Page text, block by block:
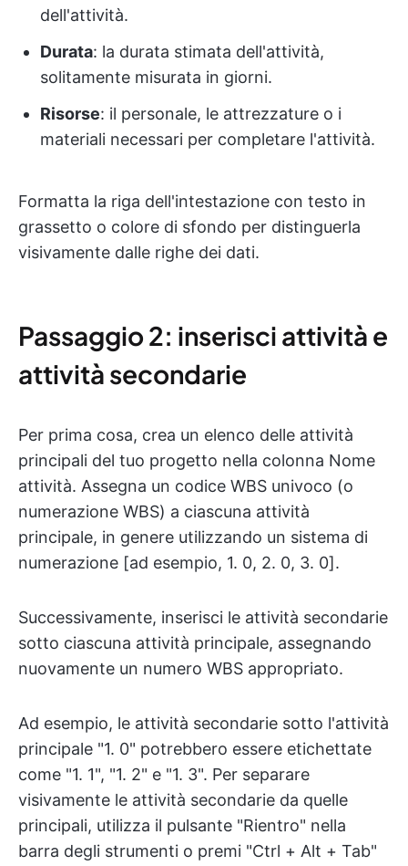
dell'attività.
Durata: la durata stimata dell'attività,
solitamente misurata in giorni.
Risorse: il personale, le attrezzature o i
materiali necessari per completare l'attività.
Formatta la riga dell'intestazione con testo in
grassetto o colore di sfondo per distinguerla
visivamente dalle righe dei dati.
Passaggio 2: inserisci attività e
attività secondarie
Per prima cosa, crea un elenco delle attività
principali del tuo progetto nella colonna Nome
attività. Assegna un codice WBS univoco (o
numerazione WBS) a ciascuna attività
principale, in genere utilizzando un sistema di
numerazione [ad esempio, 1. 0, 2. 0, 3. 0].
Successivamente, inserisci le attività secondarie
sotto ciascuna attività principale, assegnando
nuovamente un numero WBS appropriato.
Ad esempio, le attività secondarie sotto l'attività
principale "1. 0" potrebbero essere etichettate
come "1. 1", "1. 2" e "1. 3". Per separare
visivamente le attività secondarie da quelle
principali, utilizza il pulsante "Rientro" nella
barra degli strumenti o premi "Ctrl + Alt + Tab"